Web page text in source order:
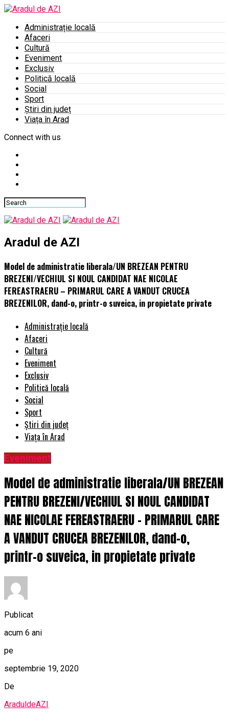
Administrație locală
Afaceri
Cultură
Eveniment
Exclusiv
Politică locală
Social
Sport
Știri din județ
Viața în Arad
Connect with us
Aradul de AZI
Model de administratie liberala/UN BREZEAN PENTRU
BREZENI/VECHIUL SI NOUL CANDIDAT NAE NICOLAE
FEREASTRAERU – PRIMARUL CARE A VANDUT CRUCEA
BREZENILOR, dand-o, printr-o suveica, in propietate private
Administrație locală
Afaceri
Cultură
Eveniment
Exclusiv
Politică locală
Social
Sport
Știri din județ
Viața în Arad
Eveniment
Model de administratie liberala/UN BREZEAN
PENTRU BREZENI/VECHIUL SI NOUL CANDIDAT
NAE NICOLAE FEREASTRAERU – PRIMARUL CARE
A VANDUT CRUCEA BREZENILOR, dand-o,
printr-o suveica, in propietate private
Publicat
acum 6 ani
pe
septembrie 19, 2020
De
AraduldeAZI